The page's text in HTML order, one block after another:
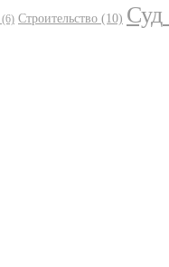
(6) Строительство (10) Суд